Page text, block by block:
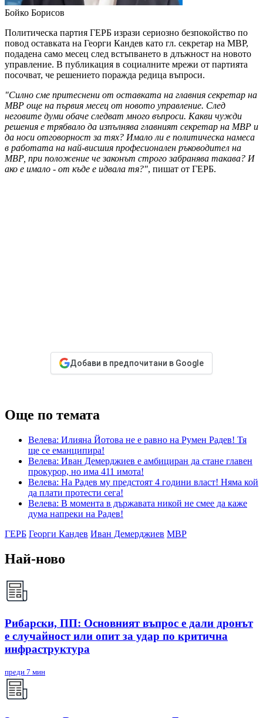
Бойко Борисов
Политическа партия ГЕРБ изрази сериозно безпокойство по
повод оставката на Георги Кандев като гл. секретар на МВР,
подадена само месец след встъпването в длъжност на новото
управление. В публикация в социалните мрежи от партията
посочват, че решението поражда редица въпроси.
"Силно сме притеснени от оставката на главния секретар на
МВР още на първия месец от новото управление. След
неговите думи обаче следват много въпроси. Какви чужди
решения е трябвало да изпълнява главният секретар на МВР и
да носи отговорност за тях? Имало ли е политическа намеса
в работата на най-висшия професионален ръководител на
МВР, при положение че законът строго забранява такава? И
ако е имало - от къде е идвала тя?", пишат от ГЕРБ.
Добави в предпочитани в Google
Още по темата
Велева: Илияна Йотова не е равно на Румен Радев! Тя
ще се еманципира!
Велева: Иван Демерджиев е амбициран да стане главен
прокурор, но има 411 имота!
Велева: На Радев му предстоят 4 години власт! Няма кой
да плати протести сега!
Велева: В момента в държавата никой не смее да каже
дума напреки на Радев!
ГЕРБ Георги Кандев Иван Демерджиев МВР
Най-ново
Рибарски, ПП: Основният въпрос е дали дронът
е случайност или опит за удар по критична
инфраструктура
преди 7 мин